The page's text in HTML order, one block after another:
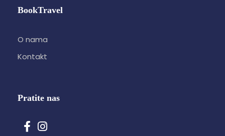
BookTravel
O nama
Kontakt
Pratite nas